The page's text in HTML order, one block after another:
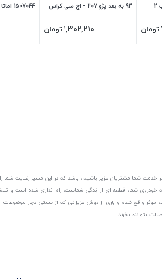
( دوازده تیکه ) پژو 206 تیپ 2
تومان
93 به بعد پژو 207 - اچ سی کراس
1,302,210تومان
1507044 اماتا صمد
خدمت شما مشتریان عزیز باشیم، باشد که در این مسیر رضایت شما
خودروی شما، قطعه ای از زندگی شماست، راه اندازی شده است و
موثر واقع شده و باری از دوش عزیزانی که از سمتی دچار
بتوانند بخرند..